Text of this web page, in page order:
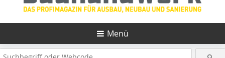
Menü